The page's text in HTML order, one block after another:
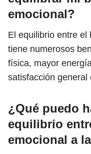
emocional?
El equilibrio entre el
tiene numerosos
física, mayor
satisfacción general
¿Qué puedo
equilibrio
emocional a